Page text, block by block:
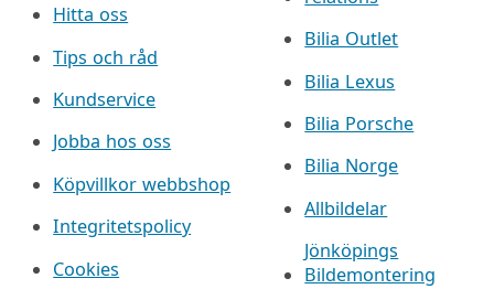
Hitta oss
Tips och råd
Kundservice
Jobba hos oss
Köpvillkor webbshop
Integritetspolicy
Cookies
Bilia Outlet
Bilia Lexus
Bilia Porsche
Bilia Norge
Allbildelar
Jönköpings
Bildemontering